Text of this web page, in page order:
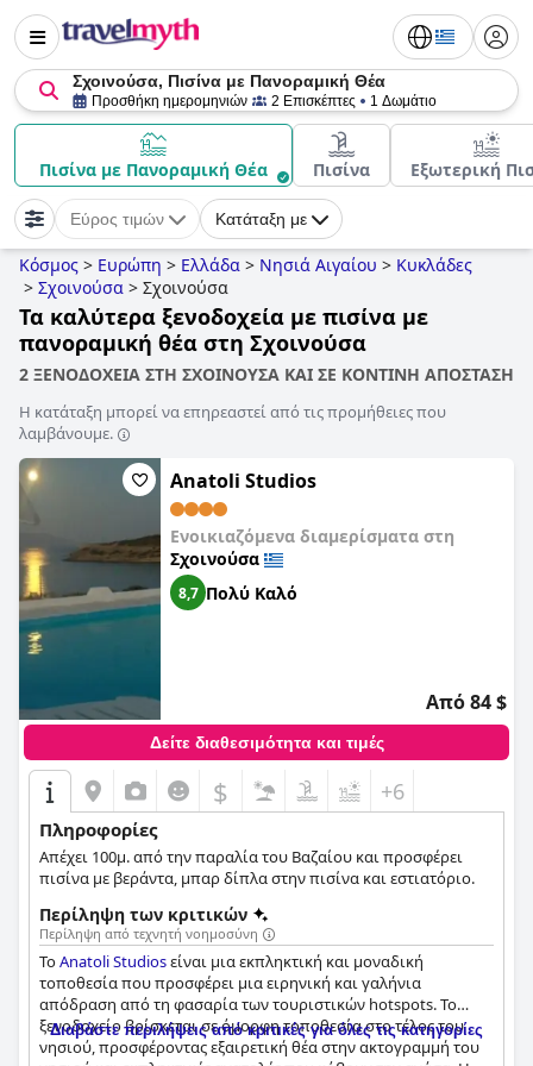
Σχοινούσα, Πισίνα με Πανοραμική Θέα
Προσθήκη ημερομηνιών 2 Επισκέπτες 1 Δωμάτιο
Πισίνα με Πανοραμική Θέα Πισίνα Εξωτερική
Εύρος τιμών Κατάταξη με
Κόσμος > Ευρώπη > Ελλάδα > Νησιά Αιγαίου > Κυκλάδες
> Σχοινούσα > Σχοινούσα
Τα καλύτερα ξενοδοχεία με πισίνα με
πανοραμική θέα στη Σχοινούσα
2 ΞΕΝΟΔΟΧΕΙΑ ΣΤΗ ΣΧΟΙΝΟΥΣΑ ΚΑΙ ΣΕ ΚΟΝΤΙΝΗ ΑΠΟΣΤΑΣΗ
Η κατάταξη μπορεί να επηρεαστεί από τις προμήθειες που
λαμβάνουμε.
Anatoli Studios
Ενοικιαζόμενα διαμερίσματα στη
Σχοινούσα
8,7 Πολύ Καλό
Από 84 $
Δείτε διαθεσιμότητα και τιμές
$ +6
Πληροφορίες
Απέχει 100μ. από την παραλία του Βαζαίου και προσφέρει
πισίνα με βεράντα, μπαρ δίπλα στην πισίνα και εστιατόριο.
Περίληψη των κριτικών
Περίληψη από τεχνητή νοημοσύνη
ΤοAnatoli Studiosείναι μια εκπληκτική και μοναδική
τοποθεσία που προσφέρει μια ειρηνική και γαλήνια
απόδραση από τη φασαρία των τουριστικών hotspots. Το
ξενοδοχείο βρίσκεται σε όμορφη τοποθεσία στο τέλος του
νησιού, προσφέροντας εξαιρετική θέα στην ακτογραμμή του
Διαβάστε περιλήψεις από κριτικές για όλες τις κατηγορίες